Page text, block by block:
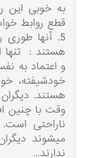
به خوبی این
قطع روابط
5. آنها
هستند : تنها
و اعتماد به
خودشیفته،
هستند.
وقت با چنین
ناراحتی
میشوند
ندارند…